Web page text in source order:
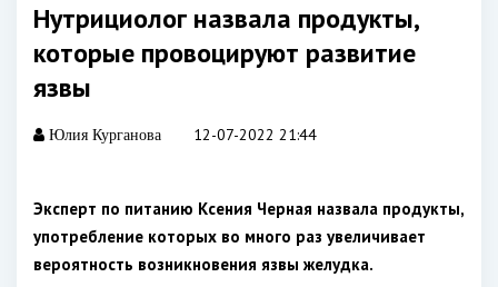
Нутрициолог назвала продукты,
которые провоцируют развитие
язвы
Юлия Курганова 12-07-2022 21:44
Эксперт по питанию Ксения Черная назвала продукты,
употребление которых во много раз увеличивает
вероятность возникновения язвы желудка.